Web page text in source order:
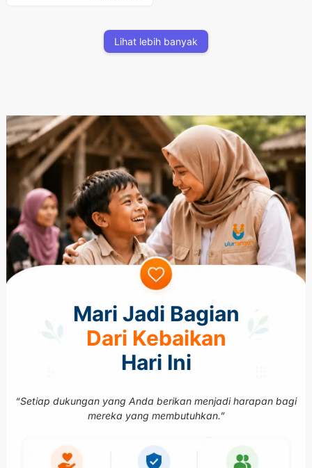
Lihat lebih banyak
Mari Jadi Bagian
Dari Kebaikan
Hari Ini
“Setiap dukungan yang Anda berikan menjadi harapan bagi
mereka yang membutuhkan.”